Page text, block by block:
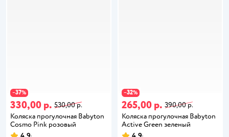
−37%
330,00 р. 530,00 р.
Коляска прогулочная Babyton
Cosmo Pink розовый
−32%
265,00 р. 390,00 р.
Коляска прогулочная Babyton
Active Green зеленый